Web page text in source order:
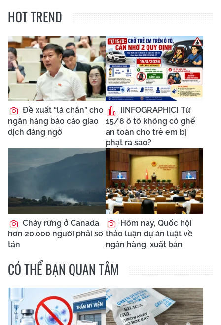
HOT TREND
Đề xuất “lá chắn” cho
ngân hàng báo cáo giao
dịch đáng ngờ
[INFOGRAPHIC] Từ
15/8 ô tô không có ghế
an toàn cho trẻ em bị
phạt ra sao?
Cháy rừng ở Canada
hơn 20.000 người phải sơ
tán
Hôm nay, Quốc hội
thảo luận dự án luật về
ngân hàng, xuất bản
CÓ THỂ BẠN QUAN TÂM